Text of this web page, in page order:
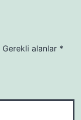
Gerekli alanlar *